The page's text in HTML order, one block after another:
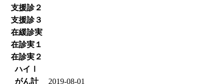
支援診２
支援診３
在緩診実
在診実１
在診実２
ハイⅠ
がん計
2019-08-01